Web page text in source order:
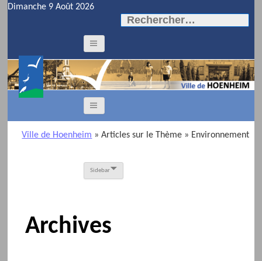
Dimanche 9 Août 2026
Rechercher :
Ville de Hoenheim » Articles sur le Thème » Environnement
Sidebar
Archives